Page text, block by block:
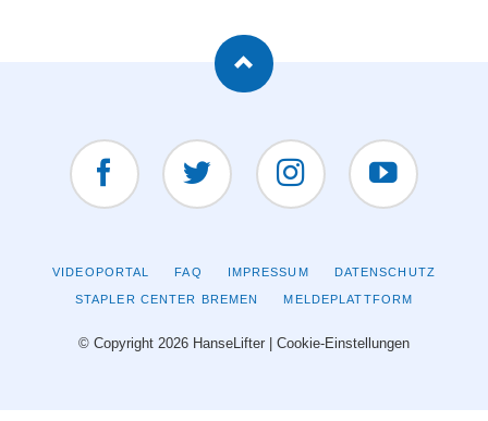
NAVIGATION
ÜBERSPRINGEN
VIDEOPORTAL FAQ IMPRESSUM DATENSCHUTZ
STAPLER CENTER BREMEN MELDEPLATTFORM
© Copyright 2026 HanseLifter | Cookie-Einstellungen